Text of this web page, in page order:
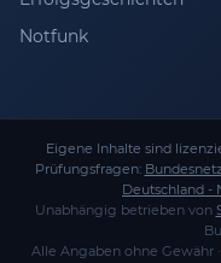
Notfunk
Eigene Inhalte sind
Prüfungsfragen:
Deutschland -
Unabhängig betrieben von
Alle Angaben ohne Gewähr